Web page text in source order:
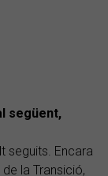
següent,
seguits. Encara
la Transició,